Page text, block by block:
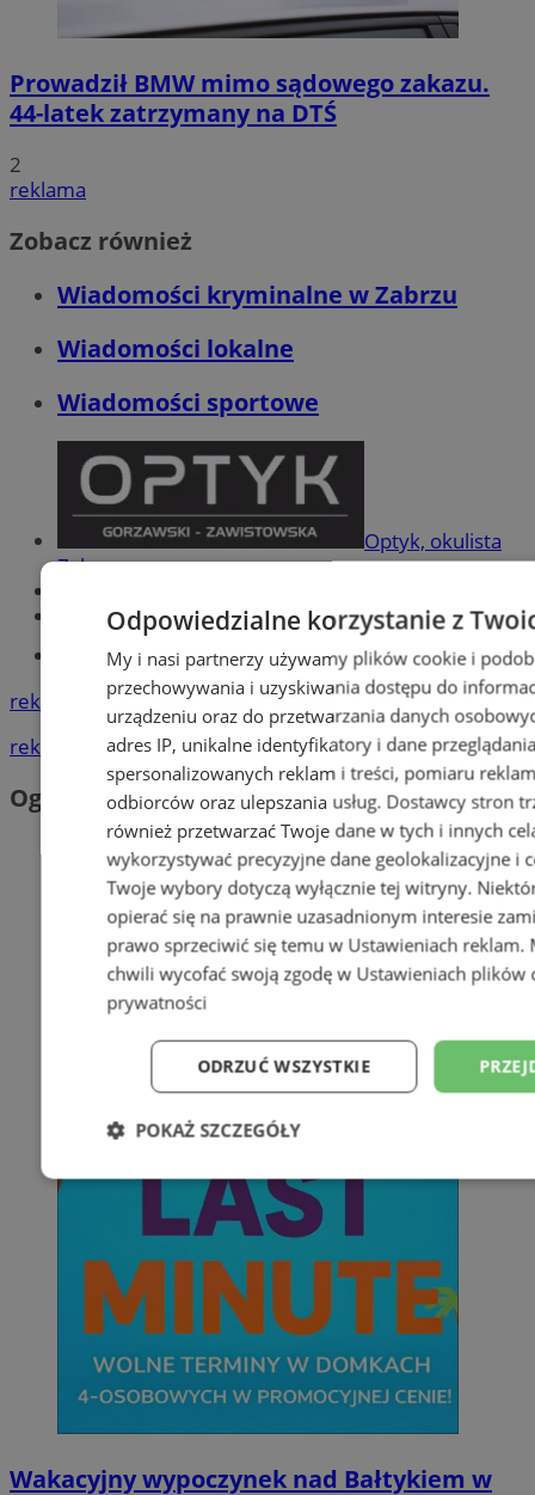
Prowadził BMW mimo sądowego zakazu.
44-latek zatrzymany na DTŚ
2
reklama
Zobacz również
Wiadomości kryminalne w Zabrzu
Wiadomości lokalne
Wiadomości sportowe
Optyk, okulista
Zabrze
Książeczka sanepidowska
Tworzenie stron www -Zabrze
reklama
reklama
Ogłoszenia
Wakacyjny wypoczynek nad Bałtykiem w
Odpowiedzialne korzystanie z
My i nasi partnerzy używamy plików cookie i
przechowywania i uzyskiwania dostępu do
urządzeniu oraz do przetwarzania danych
adres IP, unikalne identyfikatory i dane
spersonalizowanych reklam i treści, pomiaru
odbiorców oraz ulepszania usług. Dostawcy stron
również przetwarzać Twoje dane w tych i innych
wykorzystywać precyzyjne dane geolokalizacyjne i
Twoje wybory dotyczą wyłącznie tej witryny.
opierać się na prawnie uzasadnionym interesie
prawo sprzeciwić się temu w Ustawieniach reklam.
chwili wycofać swoją zgodę w Ustawieniach plików
prywatności
ODRZUĆ WSZYSTKIE
POKAŻ SZCZEGÓŁY
Niezbędne Wydajność
Niesklasyfikowane
Niezbędne pliki cookie umożliwiają korzystanie z podstawowych